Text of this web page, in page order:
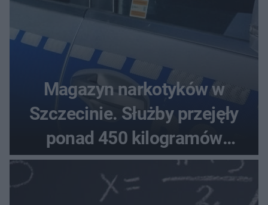
Magazyn narkotyków w
Szczecinie. Służby przejęły
ponad 450 kilogramów
towaru